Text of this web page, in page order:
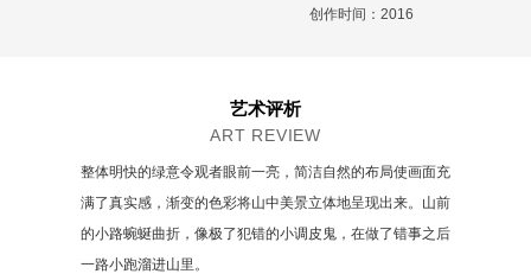
创作时间：2016
艺术评析
ART REVIEW
整体明快的绿意令观者眼前一亮，简洁自然的布局使画面充
满了真实感，渐变的色彩将山中美景立体地呈现出来。山前
的小路蜿蜒曲折，像极了犯错的小调皮鬼，在做了错事之后
一路小跑溜进山里。